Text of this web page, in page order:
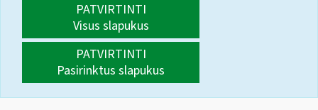
PATVIRTINTI
Visus slapukus
PATVIRTINTI
Pasirinktus slapukus